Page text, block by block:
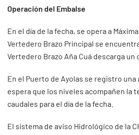
Operación del Embalse
En el día de la fecha, se opera a
Vertedero Brazo Principal se
Vertedero Brazo Aña Cuá descarga un
En el Puerto de Ayolas se registro una
espera que los niveles acompañen la
caudales para el día de la fecha.
El sistema de aviso Hidrológico de la